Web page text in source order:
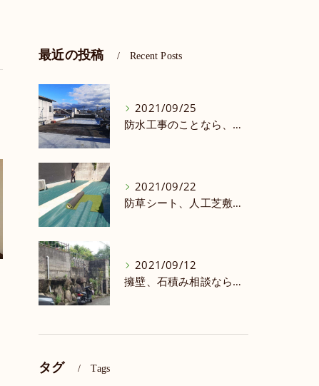
最近の投稿 Recent Posts
2021/09/25
防水工事のことなら、アーテック・にしかわ まで★★★★★
2021/09/22
防草シート、人工芝敷きならアーテック・にしかわ！★★★★★
2021/09/12
擁壁、石積み相談なら一級建築士のアーテック・にしかわまで★★★★★
タグ Tags